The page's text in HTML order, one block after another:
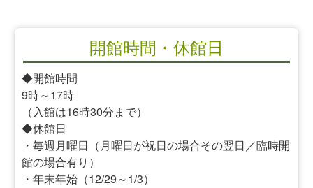
開館時間・休館日
◆開館時間
9時～17時
（入館は16時30分まで）
◆休館日
・毎週月曜日（月曜日が祝日の場合その翌日／臨時開
館の場合有り）
・年末年始（12/29～1/3）